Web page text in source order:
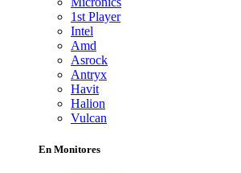
1st Player
Intel
Amd
Asrock
Antryx
Havit
Halion
Vulcan
En Monitores